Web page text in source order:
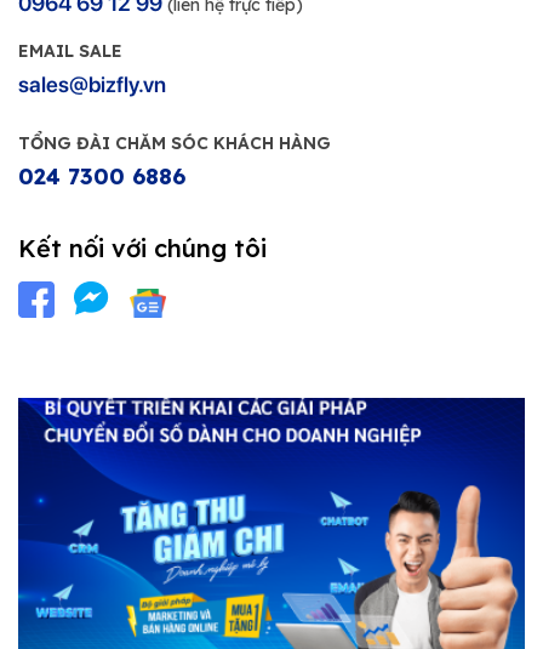
(liên hệ trực tiếp)
EMAIL SALE
sales@bizfly.vn
TỔNG ĐÀI CHĂM SÓC KHÁCH HÀNG
024 7300 6886
Kết nối với chúng tôi